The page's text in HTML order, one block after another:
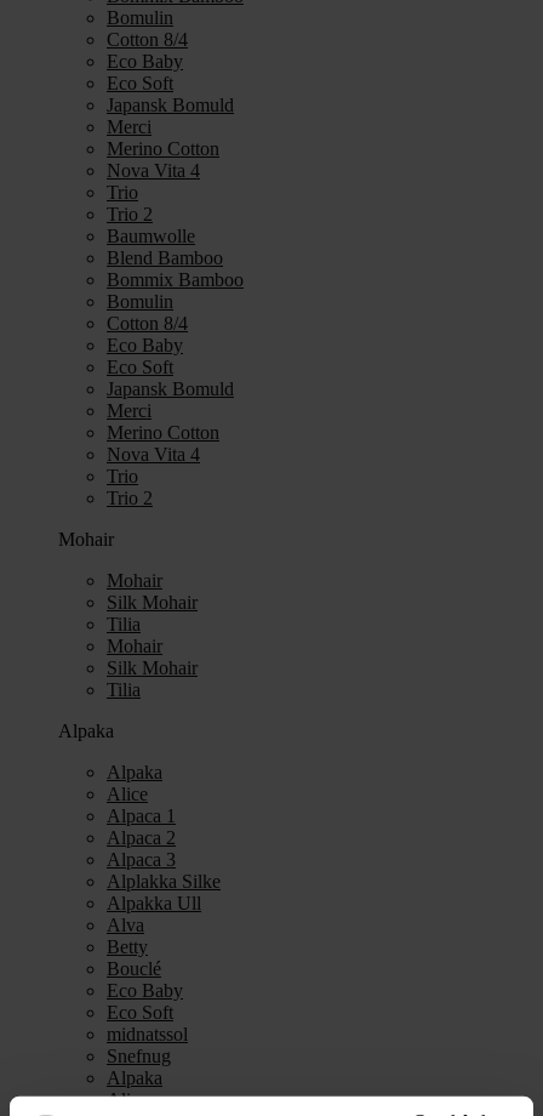
Bomulin
Cotton 8/4
Eco Baby
Eco Soft
Japansk Bomuld
Merci
Merino Cotton
Nova Vita 4
Trio
Trio 2
Baumwolle
Blend Bamboo
Bommix Bamboo
Bomulin
Cotton 8/4
Eco Baby
Eco Soft
Japansk Bomuld
Merci
Merino Cotton
Nova Vita 4
Trio
Trio 2
Mohair
Mohair
Silk Mohair
Tilia
Mohair
Silk Mohair
Tilia
Alpaka
Alpaka
Alice
Alpaca 1
Alpaca 2
Alpaca 3
Alplakka Silke
Alpakka Ull
Alva
Betty
Bouclé
Eco Baby
Eco Soft
midnatssol
Snefnug
Alpaka
Alice